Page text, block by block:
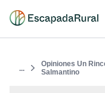
...
Opiniones Un
Salmantino